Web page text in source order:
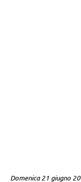
Domenica 21 giugno